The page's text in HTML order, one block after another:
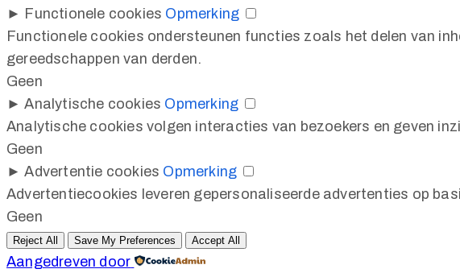
► Functionele cookies Opmerking
Functionele cookies ondersteunen functies zoals het delen van
gereedschappen van derden.
Geen
► Analytische cookies Opmerking
Analytische cookies volgen interacties van bezoekers en geven
Geen
► Advertentie cookies Opmerking
Advertentiecookies leveren gepersonaliseerde advertenties op
Geen
Reject All Save My Preferences Accept All
Aangedreven door